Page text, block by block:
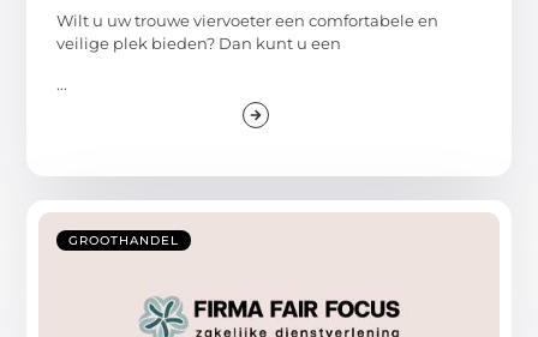
Wilt u uw trouwe viervoeter een comfortabele en
veilige plek bieden? Dan kunt u een
...
GROOTHANDEL